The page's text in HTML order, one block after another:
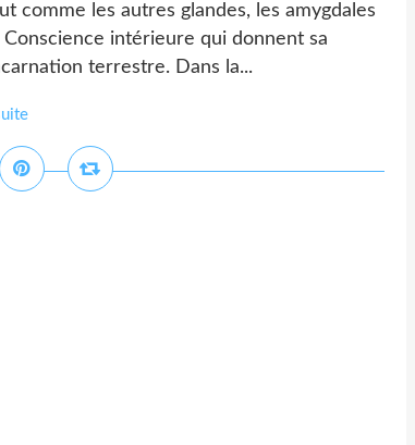
comme les autres glandes, les amygdales
intérieure qui donnent sa
terrestre. Dans la...